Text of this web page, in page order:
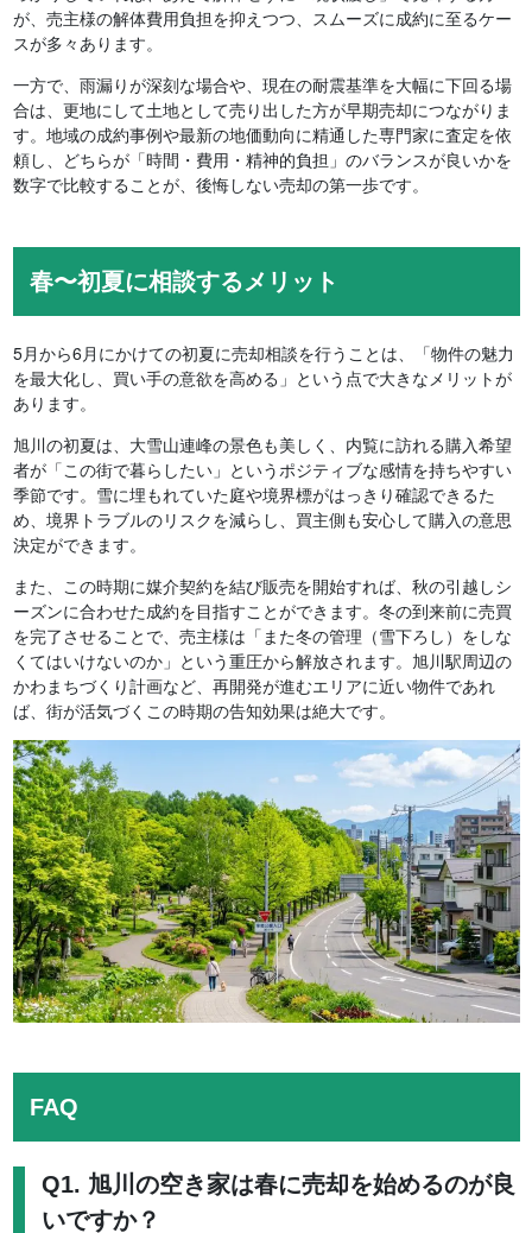
が、売主様の解体費用負担を抑えつつ、スムーズに成約に至るケー
スが多々あります。
一方で、雨漏りが深刻な場合や、現在の耐震基準を大幅に下回る場
合は、更地にして土地として売り出した方が早期売却につながりま
す。地域の成約事例や最新の地価動向に精通した専門家に査定を依
頼し、どちらが「時間・費用・精神的負担」のバランスが良いかを
数字で比較することが、後悔しない売却の第一歩です。
春〜初夏に相談するメリット
5月から6月にかけての初夏に売却相談を行うことは、「物件の魅力
を最大化し、買い手の意欲を高める」という点で大きなメリットが
あります。
旭川の初夏は、大雪山連峰の景色も美しく、内覧に訪れる購入希望
者が「この街で暮らしたい」というポジティブな感情を持ちやすい
季節です。雪に埋もれていた庭や境界標がはっきり確認できるた
め、境界トラブルのリスクを減らし、買主側も安心して購入の意思
決定ができます。
また、この時期に媒介契約を結び販売を開始すれば、秋の引越しシ
ーズンに合わせた成約を目指すことができます。冬の到来前に売買
を完了させることで、売主様は「また冬の管理（雪下ろし）をしな
くてはいけないのか」という重圧から解放されます。旭川駅周辺の
かわまちづくり計画など、再開発が進むエリアに近い物件であれ
ば、街が活気づくこの時期の告知効果は絶大です。
FAQ
Q1. 旭川の空き家は春に売却を始めるのが良
いですか？